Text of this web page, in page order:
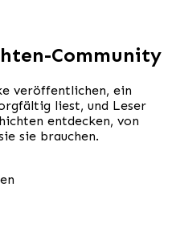
Community
veröffentlichen, ein
liest, und Leser
entdecken, von
sie brauchen.